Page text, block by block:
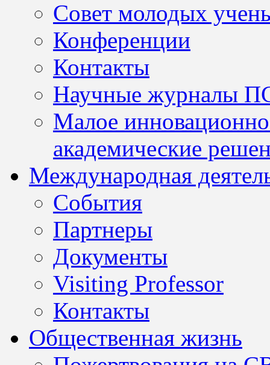
Совет молодых
Конференции
Контакты
Научные журналы
Малое
академические
Международная
События
Партнеры
Документы
Visiting Professor
Контакты
Общественная жизнь